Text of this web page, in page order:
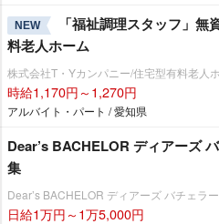
NEW
「福祉調理スタッフ」
料老人ホーム
株式会社T・Yカンパニー/住宅型有料老人
時給1,170円～1,270円
アルバイト・パート / 愛知県
Dear’s BACHELOR ディアーズ
集
Dear’s BACHELOR ディアーズ バチェラー
日給1万円～1万5,000円